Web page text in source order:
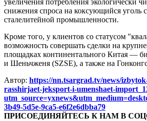
увеличения потребления экологически
снижения спроса на коксующийся уголь
сталелитейной промышленности.
Кроме того, у клиентов со статусом
возможность совершать сделки на
площадках континентального Китая —
и Шеньчженя (SZSE), а также на
Автор: https://nn.tsargrad.tv/news/
rasshirjaet-jeksport-i-umenshaet-
3b49-5d5e-9ca5-e6f2e6dbba79
ПРИСОЕДИНЯЙТЕСЬ К НАМ В